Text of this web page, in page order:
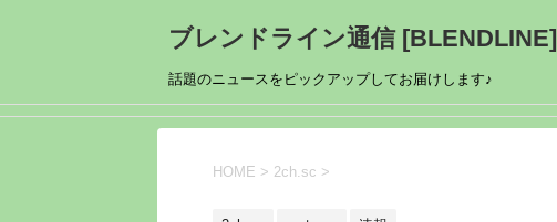
ブレンドライン通信 [BLENDLINE]
話題のニュースをピックアップしてお届けします♪
HOME > 2ch.sc >